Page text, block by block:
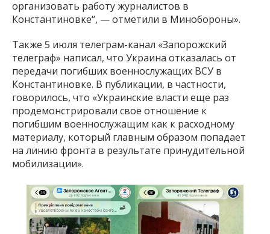
организовать работу журналистов в
Константиновке“, — отметили в Минобороны».
Также 5 июля телеграм-канал «Запорожский
телеграф» написал, что Украина отказалась от
передачи погибших военнослужащих ВСУ в
Константиновке. В публикации, в частности,
говорилось, что «Украинские власти еще раз
продемонстрировали свое отношение к
погибшим военнослужащим как к расходному
материалу, который главным образом попадает
на линию фронта в результате принудительной
мобилизации».